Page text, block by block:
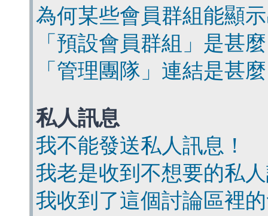
為何某些會員群組能顯
「預設會員群組」是甚
「管理團隊」連結是甚
私人訊息
我不能發送私人訊息！
我老是收到不想要的私
我收到了這個討論區裡